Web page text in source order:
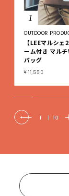
1
OUTDOOR
【LEEマルシ
ーム付き マル
バッグ
¥ 11,550
1 | 10